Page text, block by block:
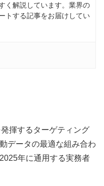
く解説しています。業界の
トする記事をお届けしてい
揮するターゲティング
データの最適な組み合わ
年に通用する実務者